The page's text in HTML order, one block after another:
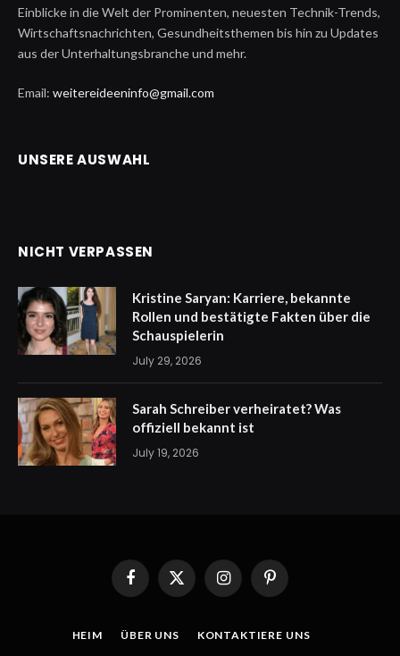
Einblicke in die Welt der Prominenten, neuesten Technik-Trends,
Wirtschaftsnachrichten, Gesundheitsthemen bis hin zu Updates
aus der Unterhaltungsbranche und mehr.
Email: weitereideeninfo@gmail.com
UNSERE AUSWAHL
NICHT VERPASSEN
Kristine Saryan: Karriere, bekannte
Rollen und bestätigte Fakten über die
Schauspielerin
July 29, 2026
Sarah Schreiber verheiratet? Was
offiziell bekannt ist
July 19, 2026
FacebookX
InstagramPinterest
HEIM ÜBER UNS
KONTAKTIERE UNS